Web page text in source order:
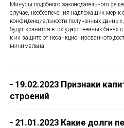
Минусы подобного законодательного
случае, необеспечения надлежащих мер к
конфиденциальности полученных
будут хранится в государственных
к их защите от несанкционированного
минимальна.
- 19.02.2023 Признаки
строений
- 21.01.2023 Какие долги